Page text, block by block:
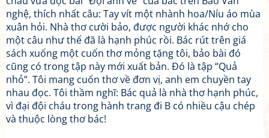
nghệ, thích nhất câu: Tay vít một nhành hoa/Níu áo mùa
xuân hỏi. Nhà thơ cười bảo, được người khác nhớ cho
một câu như thế đã là hạnh phúc rồi. Bác rút trên giá
sách xuống một cuốn thơ mỏng tặng tôi, bảo bài đó
cũng có trong tập này mới xuất bản. Đó là tập “Quả
nhỏ”. Tôi mang cuốn thơ về đơn vị, anh em chuyền tay
nhau đọc. Tôi thầm nghĩ: Bác quả là nhà thơ hạnh phúc,
vì đại đội cháu trong hành trang đi B có nhiều cậu chép
và thuộc lòng thơ bác!